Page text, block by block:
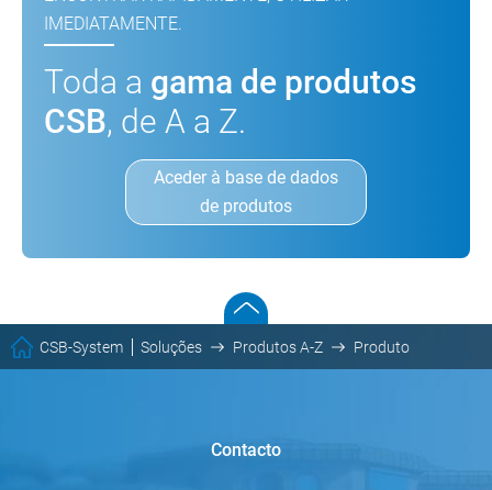
IMEDIATAMENTE.
Toda a gama de produtos
CSB, de A a Z.
Aceder à base de dados
de produtos
CSB-System Soluções Produtos A-Z Produto
Contacto